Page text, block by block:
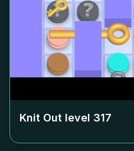
Knit Out level 317